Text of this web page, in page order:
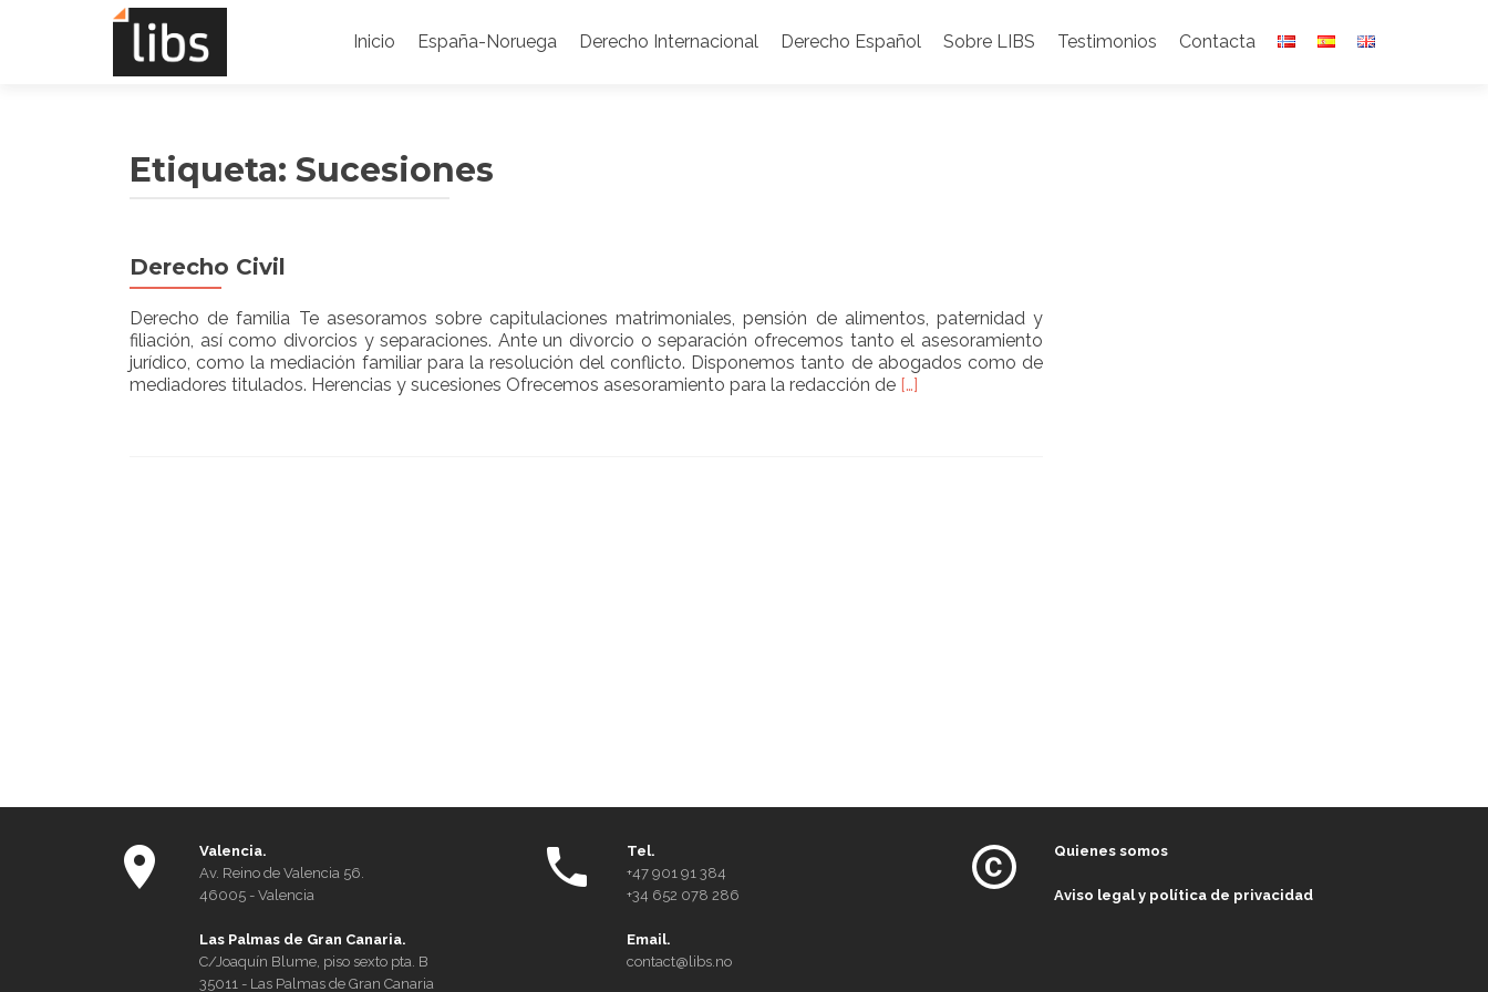
al
Inicio España-Noruega Derecho Internacional Derecho Español Sobre LIBS Testimonios Contacta
Etiqueta: Sucesiones
Derecho Civil
Derecho de familia Te asesoramos sobre capitulaciones matrimoniales, pensión de alimentos, paternidad y
filiación, así como divorcios y separaciones. Ante un divorcio o separación ofrecemos tanto el asesoramiento
jurídico, como la mediación familiar para la resolución del conflicto. Disponemos tanto de abogados como de
mediadores titulados. Herencias y sucesiones Ofrecemos asesoramiento para la redacción de Read
[…]
Valencia.
Av. Reino de Valencia 56.
46005 - Valencia
Las Palmas de Gran Canaria.
C/Joaquín Blume, piso sexto pta. B
35011 - Las Palmas de Gran Canaria
Tel.
+47 901 91 384
+34 652 078 286
Email.
contact@libs.no
Quienes somos
Aviso legal y política de privacidad